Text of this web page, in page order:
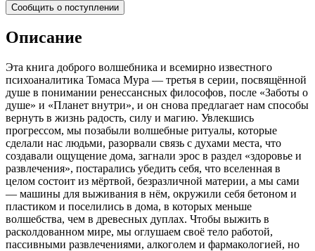
Сообщить о поступлении
Описание
Эта книга доброго волшебника и всемирно известного
психоаналитика Томаса Мура — третья в серии, посвящённой
душе в понимании ренессансных философов, после «Заботы о
душе» и «Планет внутри», и он снова предлагает нам способы
вернуть в жизнь радость, силу и магию. Увлекшись
прогрессом, мы позабыли волшебные ритуалы, которые
сделали нас людьми, разорвали связь с духами места, что
создавали ощущение дома, загнали эрос в раздел «здоровье и
развлечения», постарались убедить себя, что вселенная в
целом состоит из мёртвой, безразличной материи, а мы сами
— машины для выживания в нём, окружили себя бетоном и
пластиком и поселились в дома, в которых меньше
волшебства, чем в древесных дуплах. Чтобы выжить в
расколдованном мире, мы оглушаем своё тело работой,
пассивными развлечениями, алкоголем и фармакологией, но